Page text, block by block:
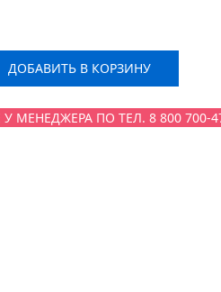
ДОБАВИТЬ В КОРЗИНУ
МЕНЕДЖЕРА ПО ТЕЛ. 8 800 700-